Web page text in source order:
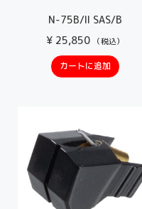
N-75B/II SAS/B
¥25,850 （税込）
カートに追加